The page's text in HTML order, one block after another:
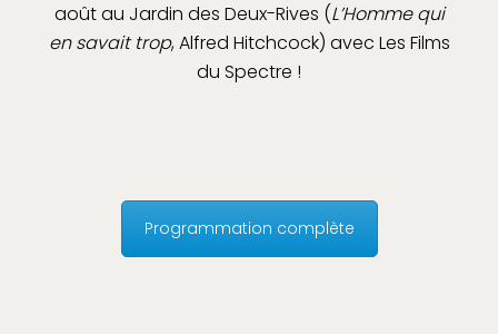
août au Jardin des Deux-Rives (L’Homme qui
en savait trop, Alfred Hitchcock) avec Les Films
du Spectre !
Programmation complète